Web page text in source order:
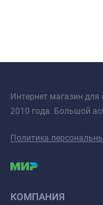
Интернет магазин
2010 года. Большой
Политика
КОМПАНИЯ